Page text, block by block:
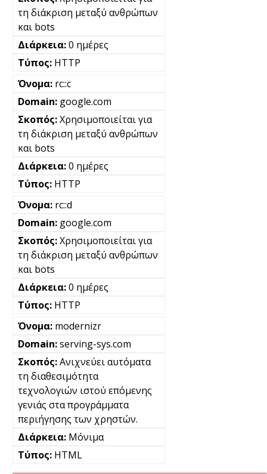
τη διάκριση μεταξύ ανθρώπων
και bots
0 ημέρες
HTTP
rc::c
google.com
Χρησιμοποιείται για
τη διάκριση μεταξύ ανθρώπων
και bots
0 ημέρες
HTTP
rc::d
google.com
Χρησιμοποιείται για
τη διάκριση μεταξύ ανθρώπων
και bots
0 ημέρες
HTTP
modernizr
serving-sys.com
Ανιχνεύει αυτόματα
τη διαθεσιμότητα
τεχνολογιών ιστού επόμενης
γενιάς στα προγράμματα
περιήγησης των χρηστών.
Μόνιμα
HTML